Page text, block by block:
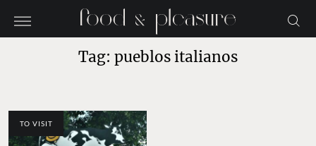
Tag: pueblos italianos
TO VISIT